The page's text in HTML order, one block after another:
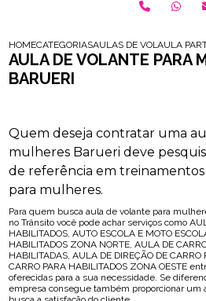
HOMECATEGORIASAULAS DE VOLANTE
AULA
AULA DE VOLANTE PARA
BARUERI
Quem deseja contratar uma
mulheres Barueri deve
de referência em
para mulheres.
Para quem busca aula de volante para
no Trânsito você pode achar serviços como
HABILITADOS, AUTO ESCOLA E MOTO
HABILITADOS ZONA NORTE, AULA DE
HABILITADAS, AULA DE DIREÇÃO DE
CARRO PARA HABILITADOS ZONA OESTE
oferecidas para a sua necessidade. Se
empresa consegue também proporcionar